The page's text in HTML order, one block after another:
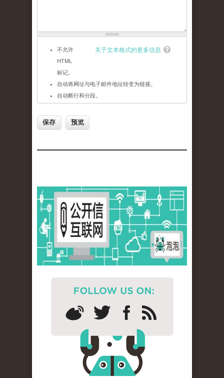
关于文本格式的更多信息
不允许
HTML
标记。
自动将网址与电子邮件地址转变为链接。
自动断行和分段。